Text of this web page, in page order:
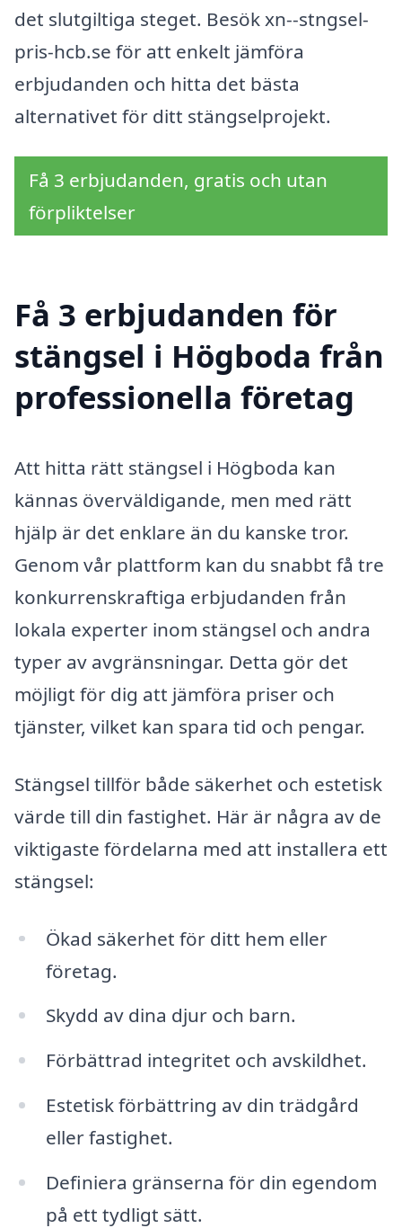
det slutgiltiga steget. Besök xn--stngsel-
pris-hcb.se för att enkelt jämföra
erbjudanden och hitta det bästa
alternativet för ditt stängselprojekt.
Få 3 erbjudanden, gratis och utan
förpliktelser
Få 3 erbjudanden för
stängsel i Högboda från
professionella företag
Att hitta rätt stängsel i Högboda kan
kännas överväldigande, men med rätt
hjälp är det enklare än du kanske tror.
Genom vår plattform kan du snabbt få tre
konkurrenskraftiga erbjudanden från
lokala experter inom stängsel och andra
typer av avgränsningar. Detta gör det
möjligt för dig att jämföra priser och
tjänster, vilket kan spara tid och pengar.
Stängsel tillför både säkerhet och estetisk
värde till din fastighet. Här är några av de
viktigaste fördelarna med att installera ett
stängsel:
Ökad säkerhet för ditt hem eller
företag.
Skydd av dina djur och barn.
Förbättrad integritet och avskildhet.
Estetisk förbättring av din trädgård
eller fastighet.
Definiera gränserna för din egendom
på ett tydligt sätt.